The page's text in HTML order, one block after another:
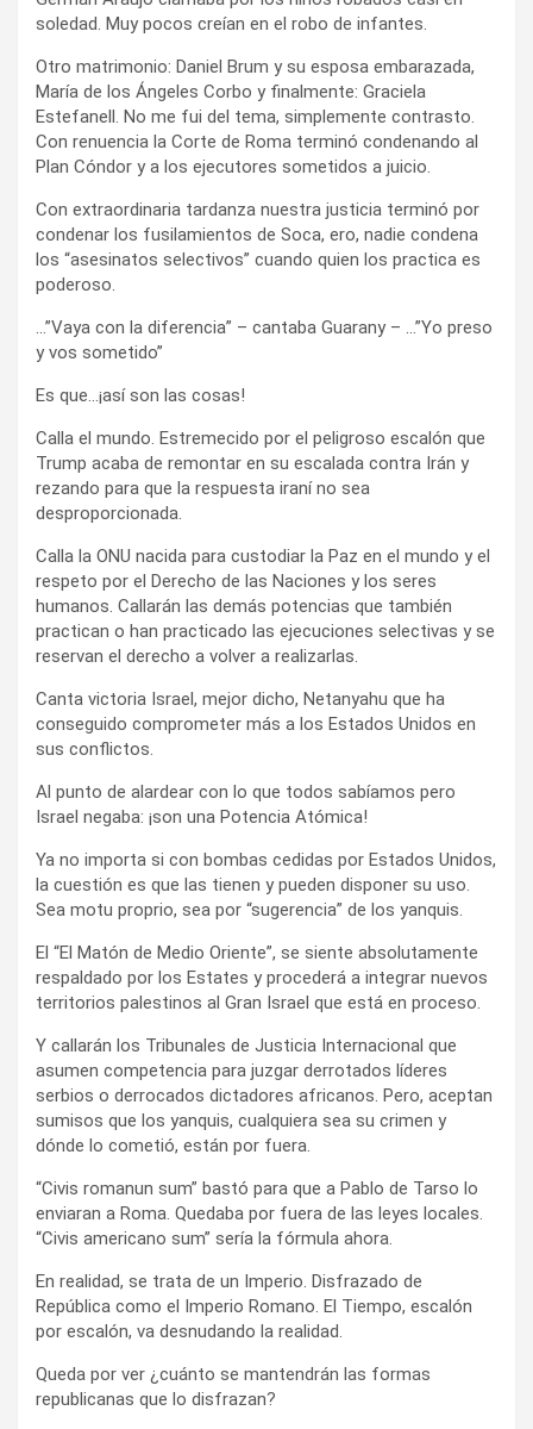
soledad. Muy pocos creían en el robo de infantes.
Otro matrimonio: Daniel Brum y su esposa embarazada,
María de los Ángeles Corbo y finalmente: Graciela
Estefanell. No me fui del tema, simplemente contrasto.
Con renuencia la Corte de Roma terminó condenando al
Plan Cóndor y a los ejecutores sometidos a juicio.
Con extraordinaria tardanza nuestra justicia terminó por
condenar los fusilamientos de Soca, ero, nadie condena
los “asesinatos selectivos” cuando quien los practica es
poderoso.
…”Vaya con la diferencia” – cantaba Guarany – …”Yo preso
y vos sometido”
Es que…¡así son las cosas!
Calla el mundo. Estremecido por el peligroso escalón que
Trump acaba de remontar en su escalada contra Irán y
rezando para que la respuesta iraní no sea
desproporcionada.
Calla la ONU nacida para custodiar la Paz en el mundo y el
respeto por el Derecho de las Naciones y los seres
humanos. Callarán las demás potencias que también
practican o han practicado las ejecuciones selectivas y se
reservan el derecho a volver a realizarlas.
Canta victoria Israel, mejor dicho, Netanyahu que ha
conseguido comprometer más a los Estados Unidos en
sus conflictos.
Al punto de alardear con lo que todos sabíamos pero
Israel negaba: ¡son una Potencia Atómica!
Ya no importa si con bombas cedidas por Estados Unidos,
la cuestión es que las tienen y pueden disponer su uso.
Sea motu proprio, sea por “sugerencia” de los yanquis.
El “El Matón de Medio Oriente”, se siente absolutamente
respaldado por los Estates y procederá a integrar nuevos
territorios palestinos al Gran Israel que está en proceso.
Y callarán los Tribunales de Justicia Internacional que
asumen competencia para juzgar derrotados líderes
serbios o derrocados dictadores africanos. Pero, aceptan
sumisos que los yanquis, cualquiera sea su crimen y
dónde lo cometió, están por fuera.
“Civis romanun sum” bastó para que a Pablo de Tarso lo
enviaran a Roma. Quedaba por fuera de las leyes locales.
“Civis americano sum” sería la fórmula ahora.
En realidad, se trata de un Imperio. Disfrazado de
República como el Imperio Romano. El Tiempo, escalón
por escalón, va desnudando la realidad.
Queda por ver ¿cuánto se mantendrán las formas
republicanas que lo disfrazan?